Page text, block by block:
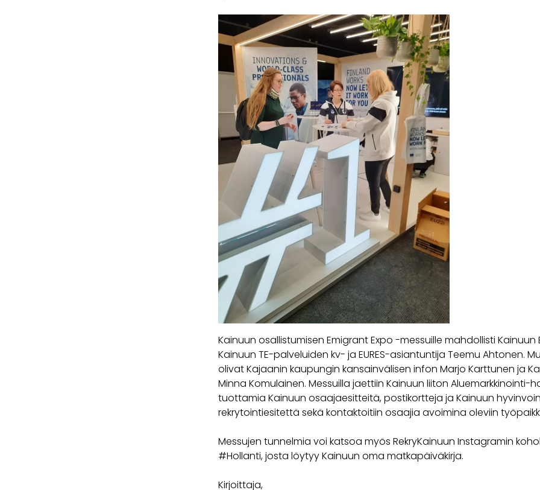
Kainuun osallistumisen Emigrant Expo -messuille mahdollisti Kainuun
Kainuun TE-palveluiden kv- ja EURES-asiantuntija Teemu Ahtonen.
olivat Kajaanin kaupungin kansainvälisen infon Marjo Karttunen ja
Minna Komulainen. Messuilla jaettiin Kainuun liiton Aluemarkkinointi-
tuottamia Kainuun osaajaesitteitä, postikortteja ja Kainuun
rekrytointiesitettä sekä kontaktoitiin osaajia avoimina oleviin
Messujen tunnelmia voi katsoa myös RekryKainuun Instagramin
#Hollanti, josta löytyy Kainuun oma matkapäiväkirja.
Kirjoittaja,